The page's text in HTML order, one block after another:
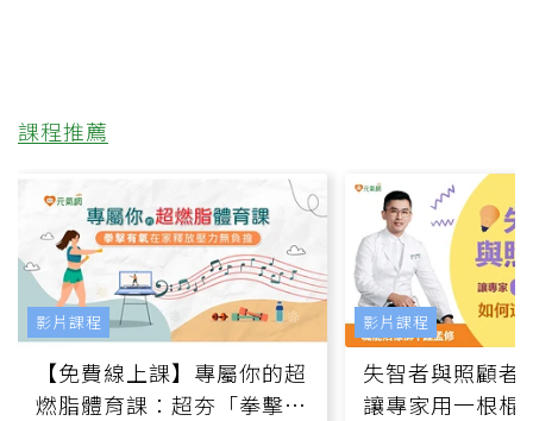
課程推薦
【免費線上課】專屬你的超
燃脂體育課：超夯「拳擊有
影片課程
失智者與照顧者
讓專家用一根棍
影片課程